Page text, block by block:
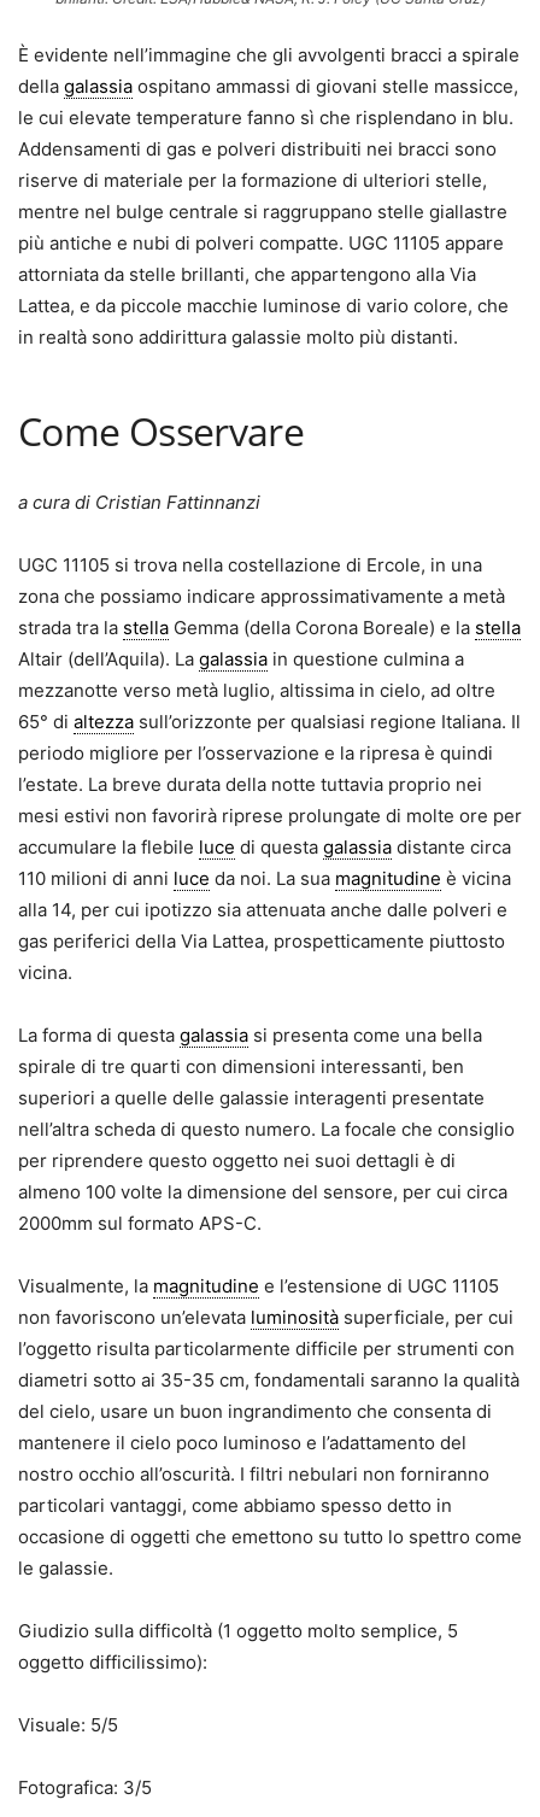
È evidente nell’immagine che gli avvolgenti bracci a spirale
della galassia ospitano ammassi di giovani stelle massicce,
le cui elevate temperature fanno sì che risplendano in blu.
Addensamenti di gas e polveri distribuiti nei bracci sono
riserve di materiale per la formazione di ulteriori stelle,
mentre nel bulge centrale si raggruppano stelle giallastre
più antiche e nubi di polveri compatte. UGC 11105 appare
attorniata da stelle brillanti, che appartengono alla Via
Lattea, e da piccole macchie luminose di vario colore, che
in realtà sono addirittura galassie molto più distanti.
Come Osservare
a cura di Cristian Fattinnanzi
UGC 11105 si trova nella costellazione di Ercole, in una
zona che possiamo indicare approssimativamente a metà
strada tra la stella Gemma (della Corona Boreale) e la stella
Altair (dell’Aquila). La galassia in questione culmina a
mezzanotte verso metà luglio, altissima in cielo, ad oltre
65° di altezza sull’orizzonte per qualsiasi regione Italiana. Il
periodo migliore per l’osservazione e la ripresa è quindi
l’estate. La breve durata della notte tuttavia proprio nei
mesi estivi non favorirà riprese prolungate di molte ore per
accumulare la flebile luce di questa galassia distante circa
110 milioni di anni luce da noi. La sua magnitudine è vicina
alla 14, per cui ipotizzo sia attenuata anche dalle polveri e
gas periferici della Via Lattea, prospetticamente piuttosto
vicina.
La forma di questa galassia si presenta come una bella
spirale di tre quarti con dimensioni interessanti, ben
superiori a quelle delle galassie interagenti presentate
nell’altra scheda di questo numero. La focale che consiglio
per riprendere questo oggetto nei suoi dettagli è di
almeno 100 volte la dimensione del sensore, per cui circa
2000mm sul formato APS-C.
Visualmente, la magnitudine e l’estensione di UGC 11105
non favoriscono un’elevata luminosità superficiale, per cui
l’oggetto risulta particolarmente difficile per strumenti con
diametri sotto ai 35-35 cm, fondamentali saranno la qualità
del cielo, usare un buon ingrandimento che consenta di
mantenere il cielo poco luminoso e l’adattamento del
nostro occhio all’oscurità. I filtri nebulari non forniranno
particolari vantaggi, come abbiamo spesso detto in
occasione di oggetti che emettono su tutto lo spettro come
le galassie.
Giudizio sulla difficoltà (1 oggetto molto semplice, 5
oggetto difficilissimo):
Visuale: 5/5
Fotografica: 3/5